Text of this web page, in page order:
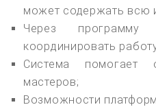
может содержать всю
Через
координировать
Система помогает
мастеров;
Возможности